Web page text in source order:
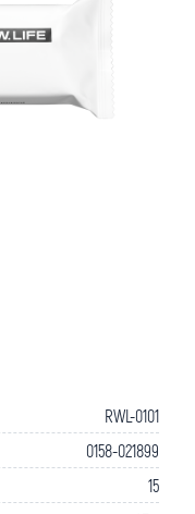
RWL-0101
0158-021899
15